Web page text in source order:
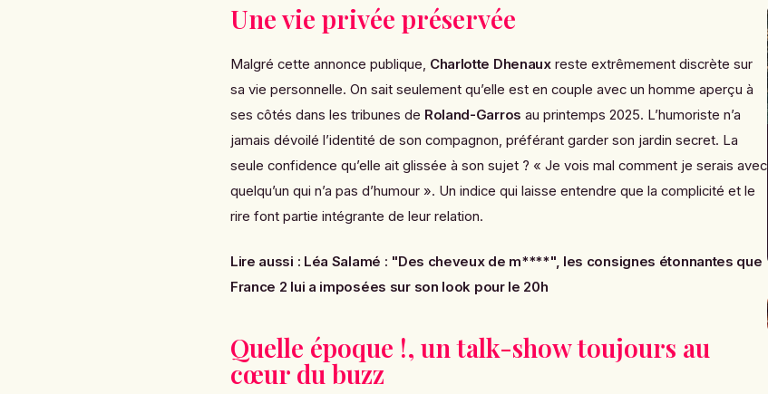
Une vie privée préservée
Malgré cette annonce publique, Charlotte Dhenauxreste extrêmement discrète sur
sa vie personnelle. On sait seulement qu’elle est en couple avec un homme aperçu à
ses côtés dans les tribunes de Roland-Garros au printemps 2025. L’humoriste n’a
jamais dévoilé l’identité de son compagnon, préférant garder son jardin secret. La
seule confidence qu’elle ait glissée à son sujet ? « Je vois mal comment je serais avec
quelqu’un qui n’a pas d’humour ». Un indice qui laisse entendre que la complicité et le
rire font partie intégrante de leur relation.
Lire aussi : Léa Salamé : "Des cheveux de m****", les consignes étonnantes que
France 2 lui a imposées sur son look pour le 20h
Quelle époque !, un talk-show toujours au
cœur du buzz